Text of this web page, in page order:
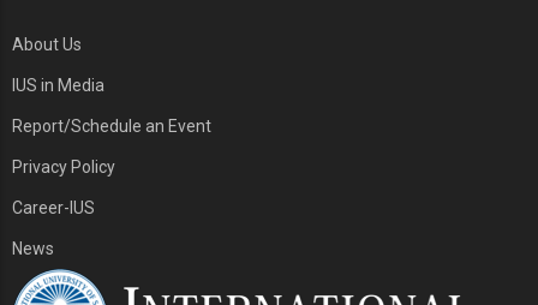
About Us
IUS in Media
Report/Schedule an Event
Privacy Policy
Career-IUS
News